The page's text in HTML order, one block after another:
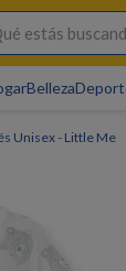
buscando?
Belleza
Unisex - Little Me